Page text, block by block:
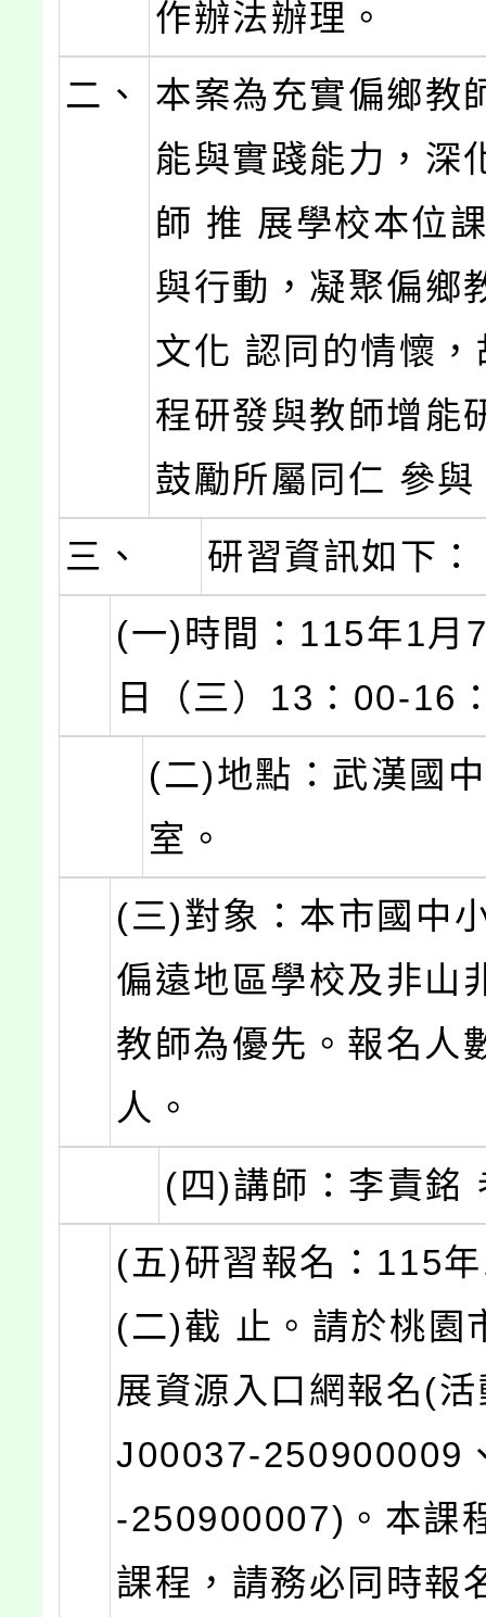
作辦法辦理。
二、
本案為充實偏鄉教
能與實踐能力，深
師 推 展學校本位
與行動，凝聚偏鄉
文化 認同的情懷
程研發與教師增能
鼓勵所屬同仁 參與
三、
研習資訊如下：
(一)時間：115年1月
日（三）13：00-16
(二)地點：武漢國
室。
(三)對象：本市國中
偏遠地區學校及非山
教師為優先。報名人
人。
(四)講師：李責銘
(五)研習報名：115
(二)截 止。請於桃園
展資源入口網報名(
J00037-250900009
-250900007)。本課
課程，請務必同時報